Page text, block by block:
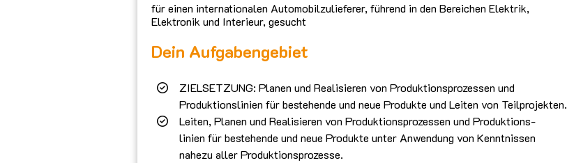
für einen internationalen Automobilzulieferer, führend in den Bereichen Elektrik,
Elektronik und Interieur, gesucht
Dein Aufgabengebiet
ZIELSETZUNG: Planen und Realisieren von Produktionsprozessen und
Produktionslinien für bestehende und neue Produkte und Leiten von Teilprojekten.
Leiten, Planen und Realisieren von Produktionsprozessen und Produktions-
linien für bestehende und neue Produkte unter Anwendung von Kenntnissen
nahezu aller Produktionsprozesse.